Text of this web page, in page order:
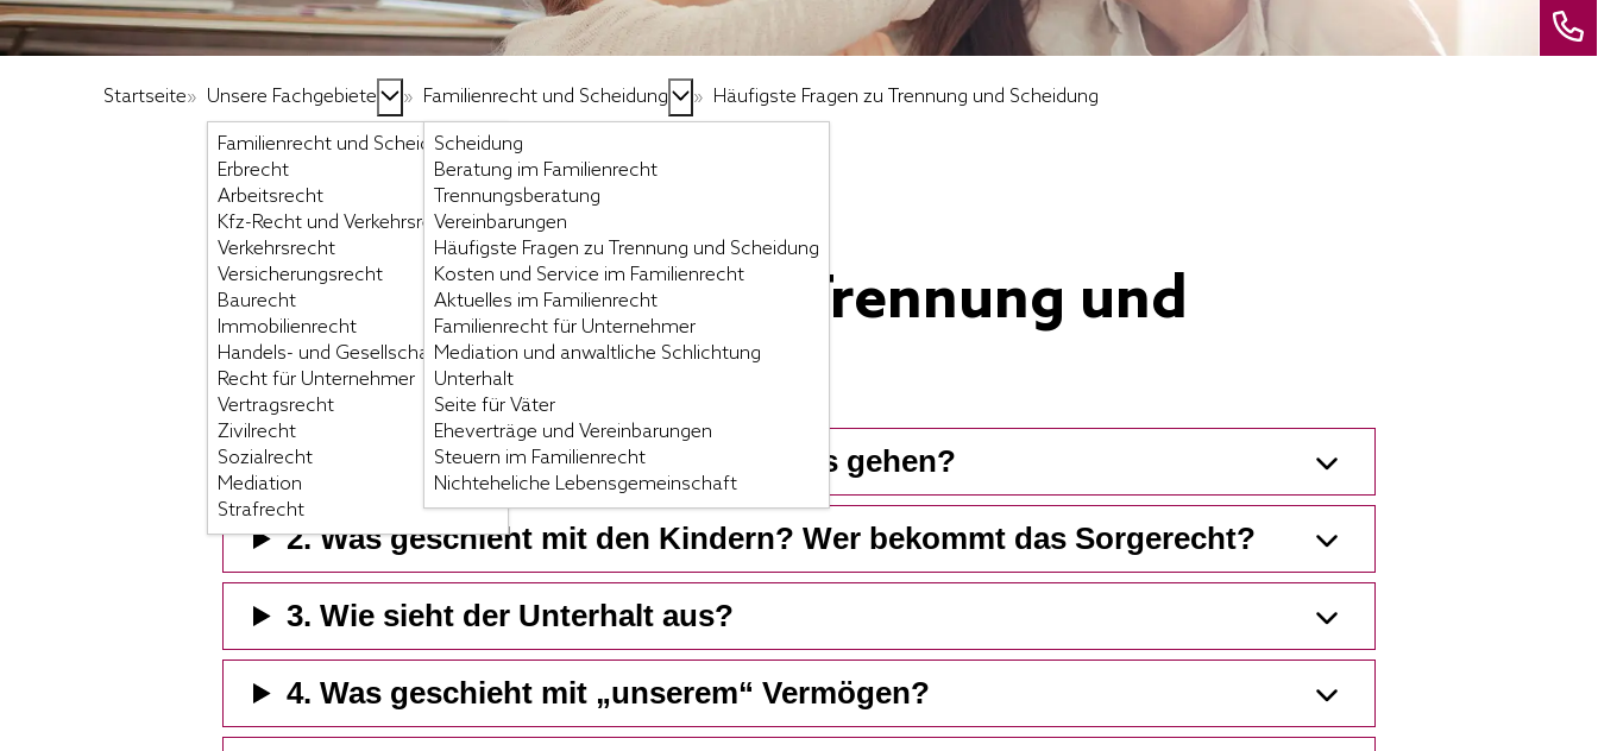
Startseite» Unsere Fachgebiete
Familienrecht und Scheidung
Erbrecht
Arbeitsrecht
Kfz-Recht und Verkehrsrecht
Verkehrsrecht
Versicherungsrecht
Baurecht
Immobilienrecht
Handels- und Gesellschaftsrecht
Recht für Unternehmer
Vertragsrecht
Zivilrecht
Sozialrecht
Mediation
Strafrecht
» Familienrecht und Scheidung
Scheidung
Beratung im Familienrecht
Trennungsberatung
Vereinbarungen
Häufigste Fragen zu Trennung und Scheidung
Kosten und Service im Familienrecht
Aktuelles im Familienrecht
Familienrecht für Unternehmer
Mediation und anwaltliche Schlichtung
Unterhalt
Seite für Väter
Eheverträge und Vereinbarungen
Steuern im Familienrecht
Nichteheliche Lebensgemeinschaft
» Häufigste Fragen zu Trennung und Scheidung
Häufigste Fragen zu Trennung und
Scheidung
1. Einer will die Scheidung - wer muss gehen?
2. Was geschieht mit den Kindern? Wer bekommt das Sorgerecht?
3. Wie sieht der Unterhalt aus?
4. Was geschieht mit „unserem“ Vermögen?